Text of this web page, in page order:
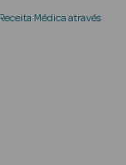
Médica através